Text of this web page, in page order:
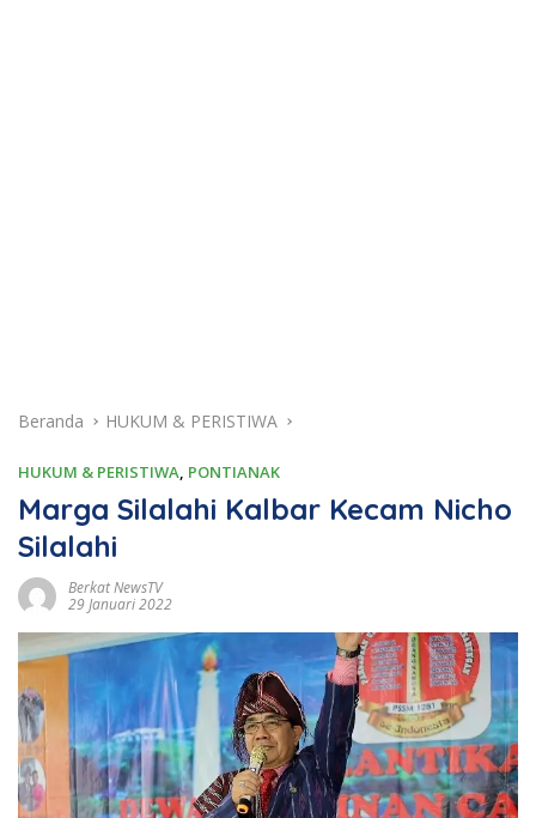
Beranda HUKUM & PERISTIWA
HUKUM & PERISTIWA, PONTIANAK
Marga Silalahi Kalbar Kecam Nicho
Silalahi
Berkat NewsTV
29 Januari 2022